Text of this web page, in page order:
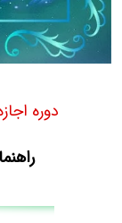
دوره